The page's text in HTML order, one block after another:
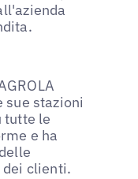
sue stazioni
tutte le
e ha
clienti.